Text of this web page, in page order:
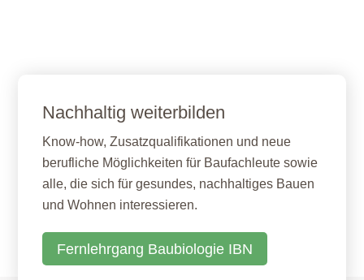
Nachhaltig weiterbilden
Know-how, Zusatzqualifikationen und neue
berufliche Möglichkeiten für Baufachleute sowie
alle, die sich für gesundes, nachhaltiges Bauen
und Wohnen interessieren.
Fernlehrgang Baubiologie IBN